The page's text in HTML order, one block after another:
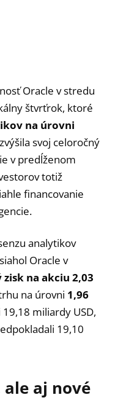
Oracle v stredu
štvrťrok, ktoré
na úrovni
svoj celoročný
v predĺženom
totiž
financovanie
analytikov
Oracle v
na akciu 2,03
na úrovni 1,96
miliardy USD,
19,10
aj nové